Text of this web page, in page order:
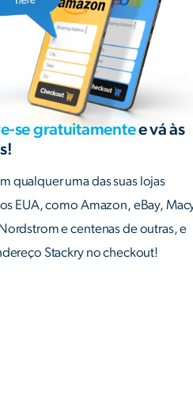
se gratuitamentee vá às
qualquer uma das suas lojas
EUA, como Amazon, eBay,
e centenas de outras, e
Stackry no checkout!